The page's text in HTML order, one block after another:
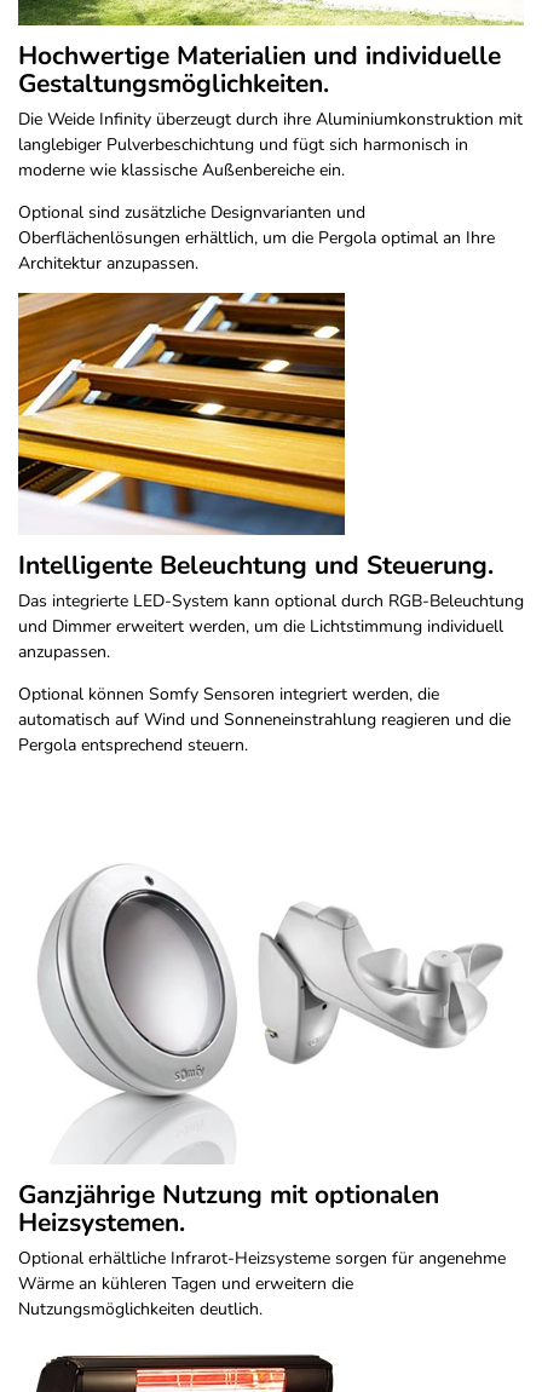
Hochwertige Materialien und individuelle
Gestaltungsmöglichkeiten.
Die Weide Infinity überzeugt durch ihre Aluminiumkonstruktion mit
langlebiger Pulverbeschichtung und fügt sich harmonisch in
moderne wie klassische Außenbereiche ein.
Optional sind zusätzliche Designvarianten und
Oberflächenlösungen erhältlich, um die Pergola optimal an Ihre
Architektur anzupassen.
Intelligente Beleuchtung und Steuerung.
Das integrierte LED-System kann optional durch RGB-Beleuchtung
und Dimmer erweitert werden, um die Lichtstimmung individuell
anzupassen.
Optional können Somfy Sensoren integriert werden, die
automatisch auf Wind und Sonneneinstrahlung reagieren und die
Pergola entsprechend steuern.
Ganzjährige Nutzung mit optionalen
Heizsystemen.
Optional erhältliche Infrarot-Heizsysteme sorgen für angenehme
Wärme an kühleren Tagen und erweitern die
Nutzungsmöglichkeiten deutlich.